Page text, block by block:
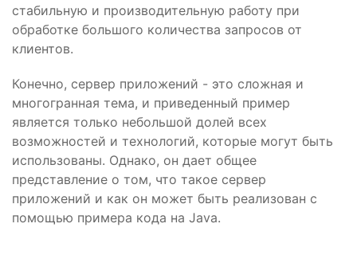
стабильную и производительную работу при
обработке большого количества запросов от
клиентов.
Конечно, сервер приложений - это сложная и
многогранная тема, и приведенный пример
является только небольшой долей всех
возможностей и технологий, которые могут быть
использованы. Однако, он дает общее
представление о том, что такое сервер
приложений и как он может быть реализован с
помощью примера кода на Java.